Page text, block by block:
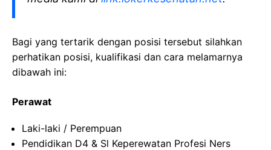
Bagi yang tertarik dengan posisi tersebut silahkan
perhatikan posisi, kualifikasi dan cara melamarnya
dibawah ini:
Perawat
Laki-laki / Perempuan
Pendidikan D4 & Sl Keperewatan Profesi Ners